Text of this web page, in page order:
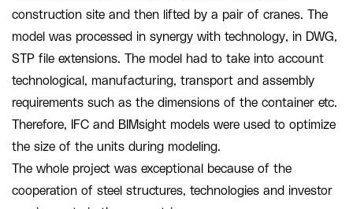
construction site and then lifted by a pair of cranes. The
model was processed in synergy with technology, in DWG,
STP file extensions. The model had to take into account
technological, manufacturing, transport and assembly
requirements such as the dimensions of the container etc.
Therefore, IFC and BIMsight models were used to optimize
the size of the units during modeling.
The whole project was exceptional because of the
cooperation of steel structures, technologies and investor